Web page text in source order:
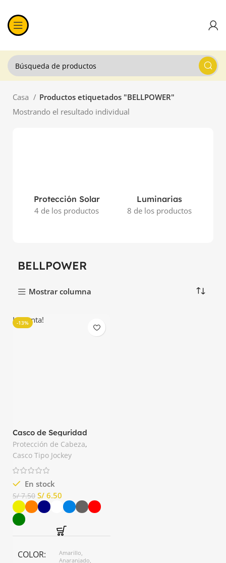
Casa
Productos etiquetados "BELLPOWER"
Mostrando el resultado individual
Protección Solar
4 de los productos
Luminarias
8 de los productos
BELLPOWER
Mostrar columna
-13%
La venta!
Casco de Seguridad
Económico Bellpower
Protección de Cabeza,
Casco Tipo Jockey
En stock
S/7.50 S/ 6.50
COLOR
Amarillo,
Anaranjado,